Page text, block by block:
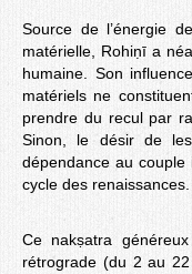
Source de l’énergie
matérielle, Rohiṇī a
humaine. Son
matériels ne
prendre du recul par
Sinon, le désir de
dépendance au
cycle des renaissances.
Ce nakṣatra
rétrograde (du 2 au